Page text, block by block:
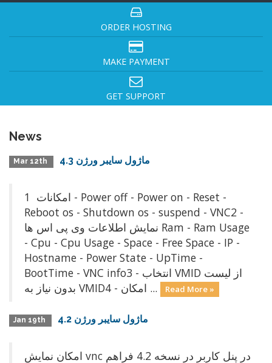
ORDER HOSTING
MAKE PAYMENT
GET SUPPORT
News
Mar 12th ماژول سايبر ورژن 4.3
امکانات 1 - Power off - Power on - Reset -
Reboot os - Shutdown os - suspend - VNC2 -
نمایش اطلاعات وی پی اس ها Ram - Ram Usage
- Cpu - Cpu Usage - Space - Free Space - IP -
Hostname - Power State - UpTime -
BootTime - VNC info3 - انتخاب VMID از لیست
بدون نياز به VMID4 - امکان ...
Read More »
Jan 19th ماژول سايبر ورژن 4.2
امكان نمايش vnc در پنل كاربر در نسخه 4.2 فراهم